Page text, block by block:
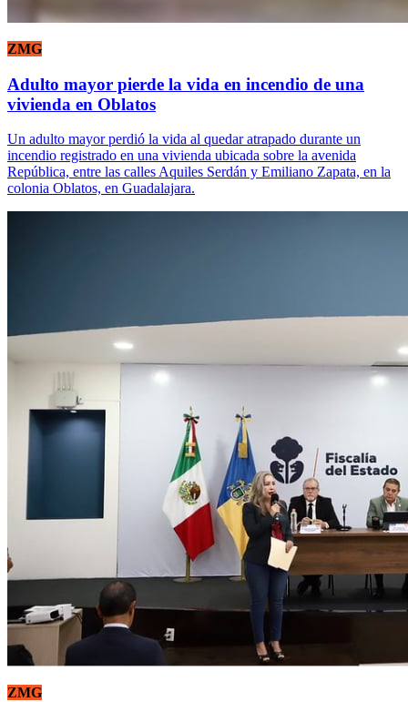
ZMG
Adulto mayor pierde la vida en incendio de una
vivienda en Oblatos
Un adulto mayor perdió la vida al quedar atrapado durante un
incendio registrado en una vivienda ubicada sobre la avenida
República, entre las calles Aquiles Serdán y Emiliano Zapata, en la
colonia Oblatos, en Guadalajara.
ZMG